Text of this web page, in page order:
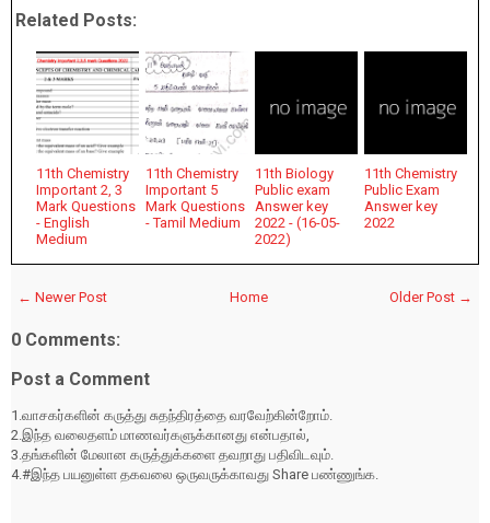
Related Posts:
11th Chemistry
Important 2, 3
Mark Questions
- English
Medium
11th Chemistry
Important 5
Mark Questions
- Tamil Medium
11th Biology
Public exam
Answer key
2022 - (16-05-
2022)
11th Chemistry
Public Exam
Answer key
2022
← Newer Post Older Post →
Home
0 Comments:
Post a Comment
1.வாசகர்களின் கருத்து சுதந்திரத்தை வரவேற்கின்றோம்.
2.இந்த வலைதளம் மாணவர்களுக்கானது என்பதால்,
3.தங்களின் மேலான கருத்துக்களை தவறாது பதிவிடவும்.
4.#இந்த பயனுள்ள தகவலை ஒருவருக்காவது Share பண்ணுங்க.